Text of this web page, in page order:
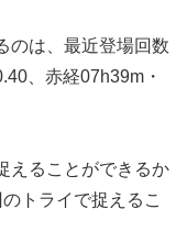
のは、最近登場回数
、赤経07h39m・
えることができるか
トライで捉えるこ